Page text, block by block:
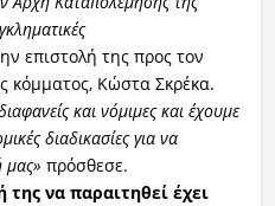
επιστολή της προς τον
κόμματος, Κώστα Σκρέκα.
και νόμιμες και έχουμε
διαδικασίες για να
μας» πρόσθεσε.
να παραιτηθεί έχει